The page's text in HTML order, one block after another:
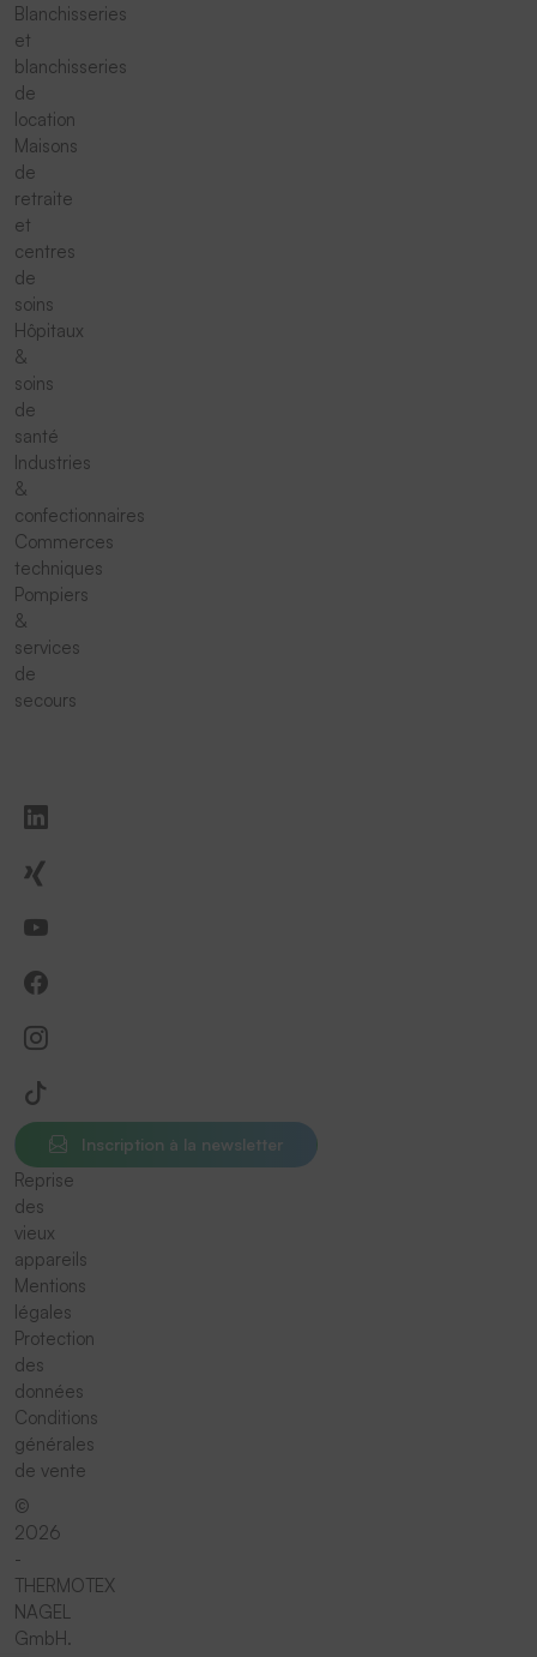
Blanchisseries
et
blanchisseries
de
location
Maisons
de
retraite
et
centres
de
soins
Hôpitaux
&
soins
de
santé
Industries
&
confectionnaires
Commerces
techniques
Pompiers
&
services
de
secours
Inscription à la newsletter
Reprise
des
vieux
appareils
Mentions
légales
Protection
des
données
Conditions
générales
de vente
©
2026
-
THERMOTEX
NAGEL
GmbH.